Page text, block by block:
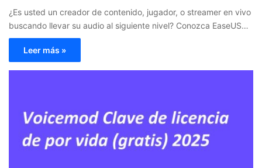
¿Es usted un creador de contenido, jugador, o streamer en vivo
buscando llevar su audio al siguiente nivel? Conozca EaseUS…
Leer más »